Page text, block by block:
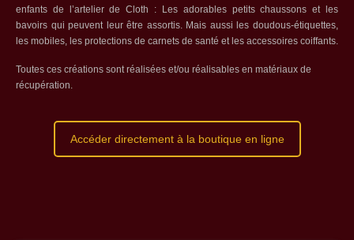
enfants de l’artelier de Cloth : Les adorables petits chaussons et les
bavoirs qui peuvent leur être assortis. Mais aussi les doudous-étiquettes,
les mobiles, les protections de carnets de santé et les accessoires coiffants.
Toutes ces créations sont réalisées et/ou réalisables en matériaux de
récupération.
Accéder directement à la boutique en ligne